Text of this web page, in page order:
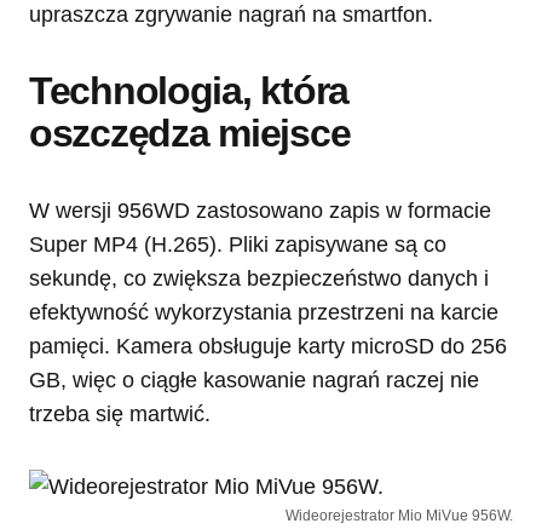
upraszcza zgrywanie nagrań na smartfon.
Technologia, która
oszczędza miejsce
W wersji 956WD zastosowano zapis w formacie
Super MP4 (H.265). Pliki zapisywane są co
sekundę, co zwiększa bezpieczeństwo danych i
efektywność wykorzystania przestrzeni na karcie
pamięci. Kamera obsługuje karty microSD do 256
GB, więc o ciągłe kasowanie nagrań raczej nie
trzeba się martwić.
Wideorejestrator Mio MiVue 956W.